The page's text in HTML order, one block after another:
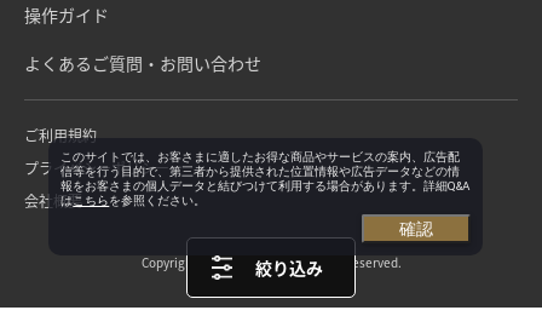
絞り込み
操作ガイド
よくあるご質問・お問い合わせ
ご利用規約
プライバシーポリシー
会社概要
Copyright©Japan Airlines. All rights reserved.
このサイトでは、お客さまに適したお得な商品やサービスの案内、広告配
信等を行う目的で、第三者から提供された位置情報や広告データなどの情
報をお客さまの個人データと結びつけて利用する場合があります。詳細Q&A
はこちらを参照ください。
確認